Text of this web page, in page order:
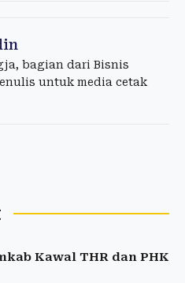
bagian dari Bisnis
untuk media cetak
Kawal THR dan PHK